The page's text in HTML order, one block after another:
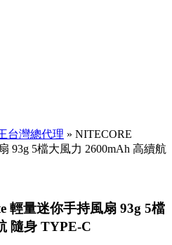
台灣總代理 » NITECORE
93g 5檔大風力 2600mAh 高續航
輕量迷你手持風扇 93g 5檔
隨身 TYPE-C